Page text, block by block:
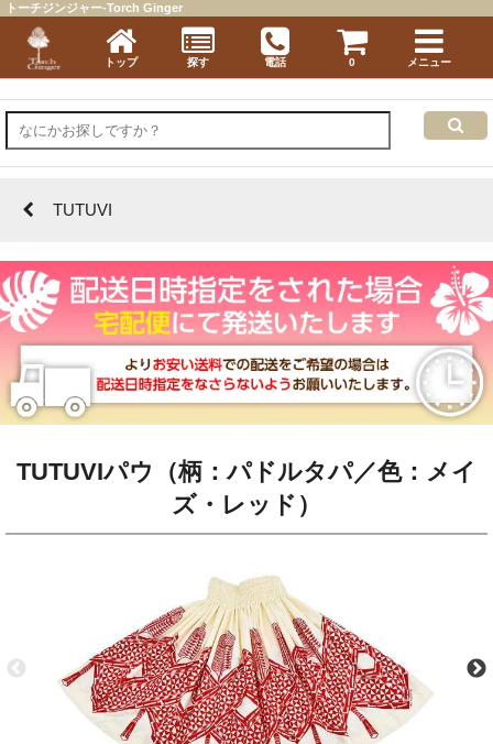
TUTUVI
TUTUVIパウ（柄：パドルタパ／色：メイ
ズ・レッド）
トーチジンジャー-Torch Ginger
トップ 探す 電話 0 メニュー